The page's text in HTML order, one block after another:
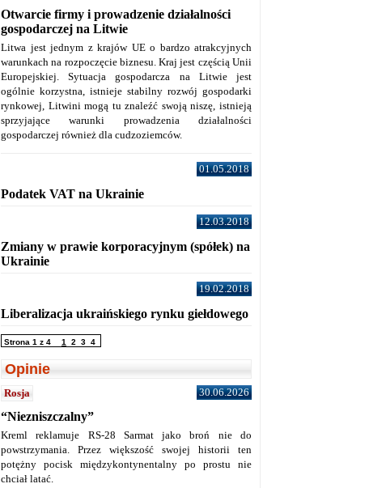
Otwarcie firmy i prowadzenie działalności
gospodarczej na Litwie
Litwa jest jednym z krajów UE o bardzo atrakcyjnych
warunkach na rozpoczęcie biznesu. Kraj jest częścią Unii
Europejskiej. Sytuacja gospodarcza na Litwie jest
ogólnie korzystna, istnieje stabilny rozwój gospodarki
rynkowej, Litwini mogą tu znaleźć swoją niszę, istnieją
sprzyjające warunki prowadzenia działalności
gospodarczej również dla cudzoziemców.
01.05.2018
Podatek VAT na Ukrainie
12.03.2018
Zmiany w prawie korporacyjnym (spółek) na
Ukrainie
19.02.2018
Liberalizacja ukraińskiego rynku giełdowego
Strona 1 z 4 1 2 3 4
Opinie
Rosja 30.06.2026
“Niezniszczalny”
Kreml reklamuje RS-28 Sarmat jako broń nie do
powstrzymania. Przez większość swojej historii ten
potężny pocisk międzykontynentalny po prostu nie
chciał latać.